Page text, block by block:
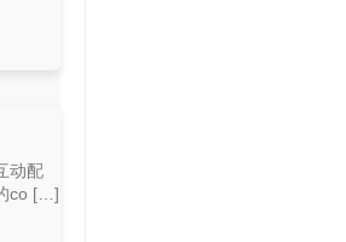
动配
co […]